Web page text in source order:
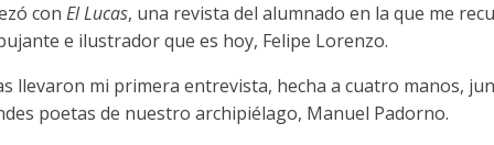
con El Lucas, una revista del alumnado en la que me
e ilustrador que es hoy, Felipe Lorenzo.
llevaron mi primera entrevista, hecha a cuatro manos,
poetas de nuestro archipiélago, Manuel Padorno.